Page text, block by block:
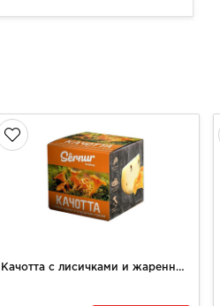
Качотта с лисичками и жаренным луком